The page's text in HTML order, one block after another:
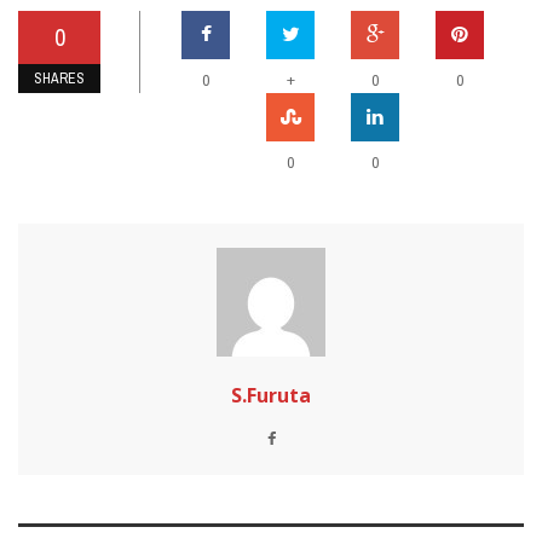
0
SHARES 0 + 0 0
0 0
S.Furuta